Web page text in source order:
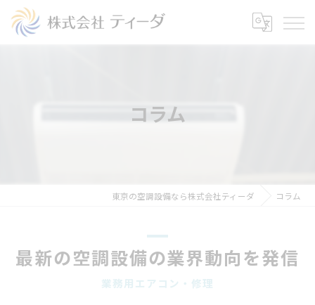
コラム
東京の空調設備なら株式会社ティーダ コラム
最新の空調設備の業界動向を発信
業務用エアコン・修理